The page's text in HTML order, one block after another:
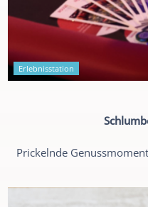
Erlebnisstation
Prickelnde